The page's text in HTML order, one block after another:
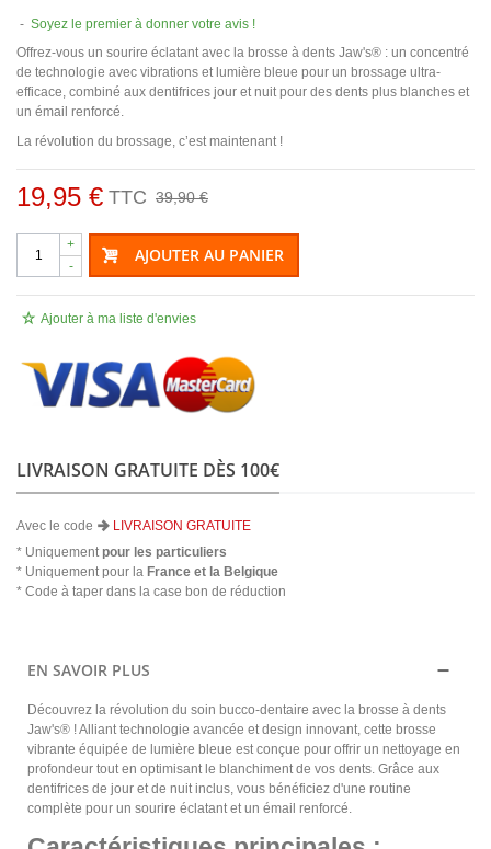
- Soyez le premier à donner votre avis !
Offrez-vous un sourire éclatant avec la brosse à dents Jaw's® : un concentré
de technologie avec vibrations et lumière bleue pour un brossage ultra-
efficace, combiné aux dentifrices jour et nuit pour des dents plus blanches et
un émail renforcé.
La révolution du brossage, c’est maintenant !
19,95 € TTC 39,90 €
-
+ AJOUTER AU PANIER
Ajouter à ma liste d'envies
LIVRAISON GRATUITE DÈS 100€
Avec le code
LIVRAISON GRATUITE
* Uniquementpour les particuliers
* Uniquement pour la France et la Belgique
* Code à taper dans la case bon de réduction
EN SAVOIR PLUS
Découvrez la révolution du soin bucco-dentaire avec la brosse à dents
Jaw's® ! Alliant technologie avancée et design innovant, cette brosse
vibrante équipée de lumière bleue est conçue pour offrir un nettoyage en
profondeur tout en optimisant le blanchiment de vos dents. Grâce aux
dentifrices de jour et de nuit inclus, vous bénéficiez d'une routine
complète pour un sourire éclatant et un émail renforcé.